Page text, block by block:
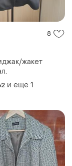
8
жакет
и еще 1